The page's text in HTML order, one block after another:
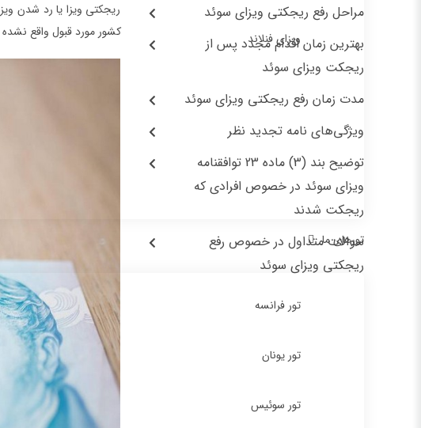
ویزای فنلاند
تورهای ما
تور فرانسه
تور یونان
تور سوئیس
مراحل رفع ریجکتی ویزای سوئد
بهترین زمان اقدام مجدد پس از
ریجکت ویزای سوئد
مدت زمان رفع ریجکتی ویزای سوئد
ویژگی‌های نامه تجدید نظر
توضیح بند (3) ماده 23 توافقنامه
ویزای سوئد در خصوص افرادی که
ریجکت شدند
سوالات متداول در خصوص رفع
ریجکتی ویزای سوئد
ریجکتی ویزا یا رد شدن
کشور مورد قبول واقع نشده